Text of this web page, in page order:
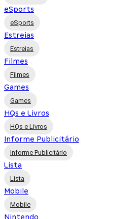
eSports
eSports
Estreias
Estreias
Filmes
Filmes
Games
Games
HQs e Livros
HQs e Livros
Informe Publicitário
Informe Publicitário
Lista
Lista
Mobile
Mobile
Nintendo